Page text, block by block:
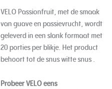
VELO Passionfruit, met de smaak
van guave en passievrucht, wordt
geleverd in een slank formaat met
20 porties per blikje. Het product
behoort tot de snus witte snus .
Probeer VELO eens